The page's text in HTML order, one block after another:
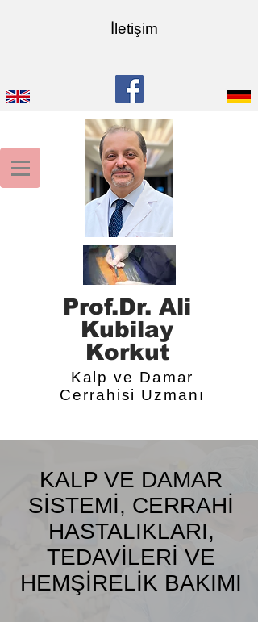
İletişim
Prof.Dr. Ali
Kubilay
Korkut
Kalp ve Damar
Cerrahisi Uzmanı
KALP VE DAMAR
SİSTEMİ, CERRAHİ
HASTALIKLARI,
TEDAVİLERİ VE
HEMŞİRELİK BAKIMI